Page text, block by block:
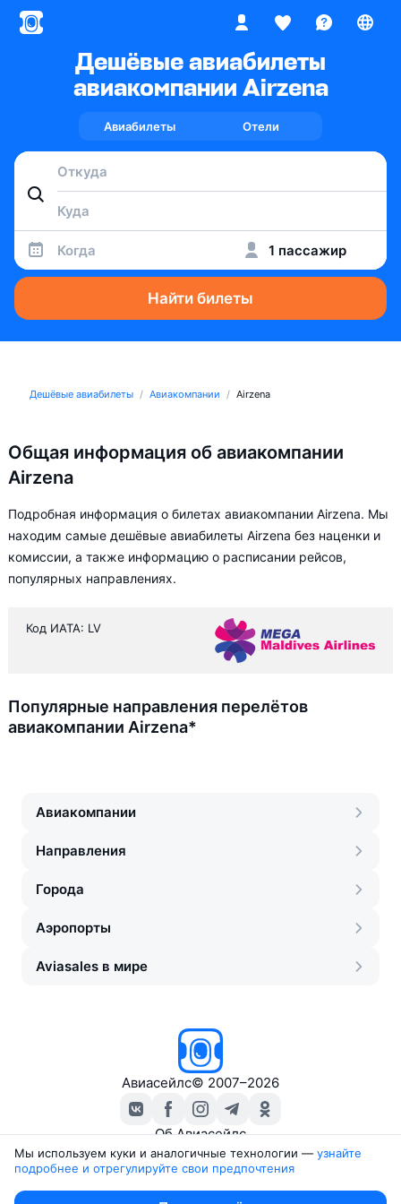
Дешёвые авиабилеты
авиакомпании Airzena
Авиабилеты Отели
Когда 1 пассажир
Найти билеты
Дешёвые авиабилеты Авиакомпании Airzena
Общая информация об авиакомпании
Airzena
Подробная информация о билетах авиакомпании Airzena. Мы
находим самые дешёвые авиабилеты Airzena без наценки и
комиссии, а также информацию о расписании рейсов,
популярных направлениях.
Код ИАТА: LV
Популярные направления перелётов
авиакомпании Airzena*
Авиакомпании
Направления
Города
Аэропорты
Aviasales в мире
Авиасейлс© 2007–2026
Об Авиасейлс
Пресс‑центр
Travelpayouts
Мы используем куки и аналогичные технологии — узнайте
подробнее и отрегулируйте свои предпочтения